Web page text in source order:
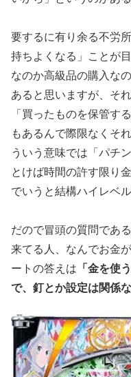
要するに有り余る不労
持ちよく なる」ことが
なのか高級品の購入な
あると思いますが、 そ
「買ったものを保管する
もあるんで際限なくそ
ういう意味では「パチ
とけば時間の許す限り
でいうと結構ハイレベ
だので冒頭の質問であ
来てる人、なんでお金
ートの答えは 「金を使
で、釘とか設定は関係な